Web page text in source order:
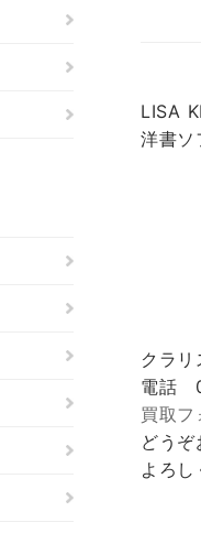
LISA
洋書
クラリ
電話
買取フ
どうぞ
よろし